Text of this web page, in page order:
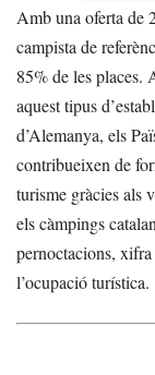
Amb una oferta de
campista de
85% de les places.
aquest tipus
d’Alemanya, els
contribueixen de
turisme gràcies als
els càmpings
pernoctacions,
l’ocupació turística.